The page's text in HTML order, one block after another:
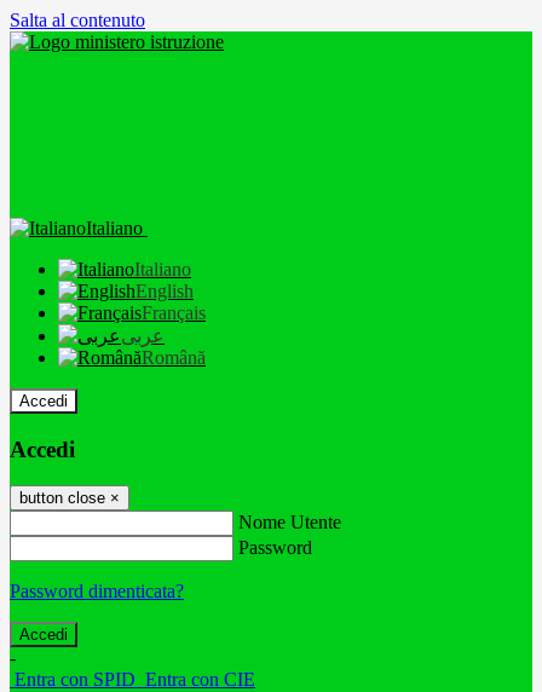
Salta al contenuto
Italiano
Italiano
English
Français
عربى
Română
Accedi
Accedi
button close ×
Nome Utente
Password
Password dimenticata?
-
Entra con SPID Entra con CIE